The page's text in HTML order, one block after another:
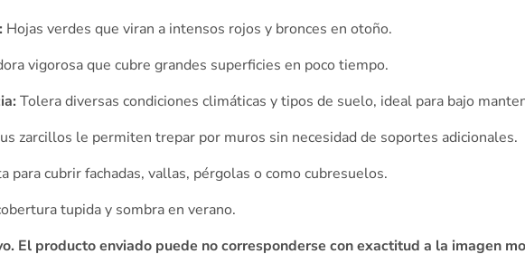
Hojas verdes que viran a intensos rojos y bronces en otoño.
vigorosa que cubre grandes superficies en poco tiempo.
Tolera diversas condiciones climáticas y tipos de suelo, ideal para bajo
zarcillos le permiten trepar por muros sin necesidad de soportes adicionales.
para cubrir fachadas, vallas, pérgolas o como cubresuelos.
tupida y sombra en verano.
El producto enviado puede no corresponderse con exactitud a la imagen